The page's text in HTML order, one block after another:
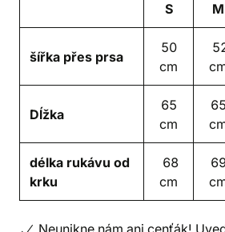
S M
šířka přes prsa
50
cm
Dĺžka
65
cm
65
délka rukávu od
krku
68
cm
Neunikne nám ani cenťák!